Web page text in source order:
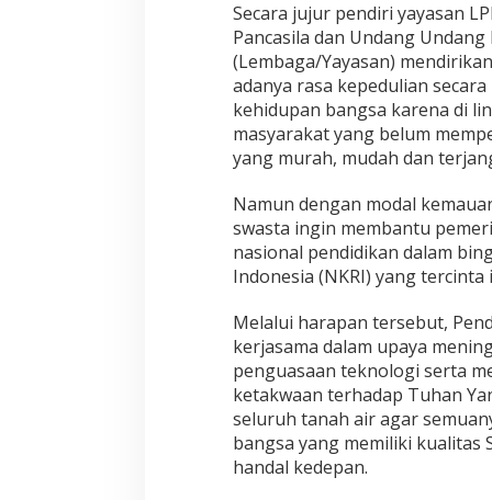
Secara jujur pendiri yayasan
Pancasila dan Undang
(Lembaga/Yayasan)
adanya rasa kepedulian
kehidupan bangsa karena di
masyarakat yang belum
yang murah, mudah dan
Namun dengan modal
swasta ingin membantu
nasional pendidikan dalam
Indonesia (NKRI) yang tercinta
Melalui harapan tersebut,
kerjasama dalam upaya
penguasaan teknologi serta
ketakwaan terhadap Tuhan
seluruh tanah air agar
bangsa yang memiliki kualitas
handal kedepan.